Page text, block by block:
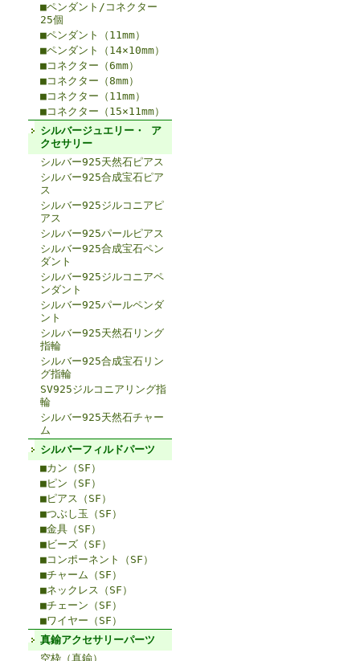
■ペンダント/コネクター
25個
■ペンダント（11mm）
■ペンダント（14×10mm）
■コネクター（6mm）
■コネクター（8mm）
■コネクター（11mm）
■コネクター（15×11mm）
シルバージュエリー・ ア
クセサリー
シルバー925天然石ピアス
シルバー925合成宝石ピア
ス
シルバー925ジルコニアピ
アス
シルバー925パールピアス
シルバー925合成宝石ペン
ダント
シルバー925ジルコニアペ
ンダント
シルバー925パールペンダ
ント
シルバー925天然石リング
指輪
シルバー925合成宝石リン
グ指輪
SV925ジルコニアリング指
輪
シルバー925天然石チャー
ム
シルバーフィルドパーツ
■カン（SF）
■ピン（SF）
■ピアス（SF）
■つぶし玉（SF）
■金具（SF）
■ビーズ（SF）
■コンポーネント（SF）
■チャーム（SF）
■ネックレス（SF）
■チェーン（SF）
■ワイヤー（SF）
真鍮アクセサリーパーツ
空枠（真鍮）